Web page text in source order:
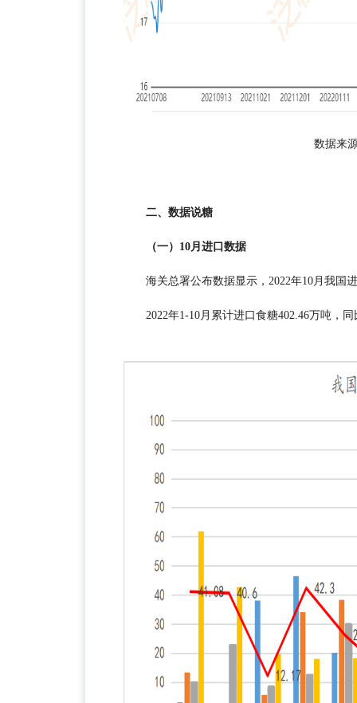
数据来
二、数据说糖
（一）10月进口数据
海关总署公布数据显示，2022年10月我国
2022年1-10月累计进口食糖402.46万吨，